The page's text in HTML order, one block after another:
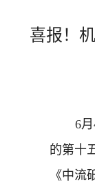
喜报！
6
的第十
《中